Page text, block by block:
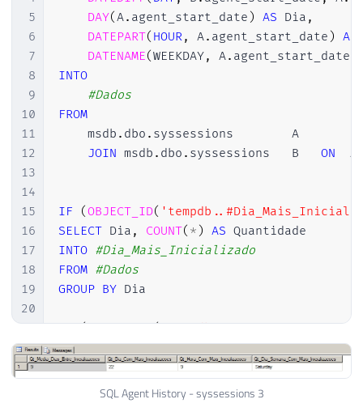
5
6
7
8
9
10
11
12
13
14
15
16
17
18
19
20
21
22
23
DAY(A. agent_start_date ) AS Dia ,
DATEPART( HOUR, A. agent_start_date ) AS
DATENAME(WEEKDAY, A. agent_start_date
INTO
#Dados
FROM
    msdb
. dbo . syssessions		A
JOIN msdb . dbo . ON
	A
IF (OBJECT_ID(
SELECT Dia , COUNT( * ) AS
INTO #Dia_Mais_Inicializado
FROM #Dados
GROUP BY Dia
IF (OBJECT_ID(
SELECT Hora, COUNT(*) AS
Quantidade
INTO #Hora_Mais_Inicializada
#Dados
Hora
SQL Agent History - syssessions 3